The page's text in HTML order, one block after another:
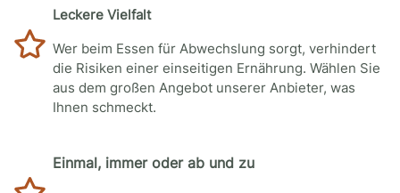
Leckere Vielfalt
Wer beim Essen für Abwechslung sorgt, verhindert
die Risiken einer einseitigen Ernährung. Wählen Sie
aus dem großen Angebot unserer Anbieter, was
Ihnen schmeckt.
Einmal, immer oder ab und zu